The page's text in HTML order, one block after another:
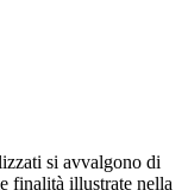
si avvalgono di
finalità illustrate nella